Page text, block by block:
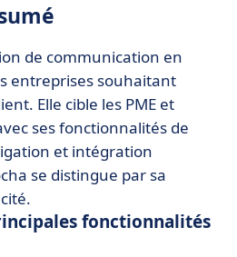
de communication en
entreprises souhaitant
Elle cible les PME et
ses fonctionnalités de
et intégration
se distingue par sa
fonctionnalités